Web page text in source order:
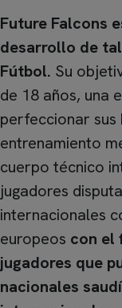
Future Falcons
desarrollo de
Fútbol. Su
de 18 años, una
perfeccionar sus
entrenamiento
cuerpo técnico
jugadores
internacionales
europeos con el
jugadores que
nacionales